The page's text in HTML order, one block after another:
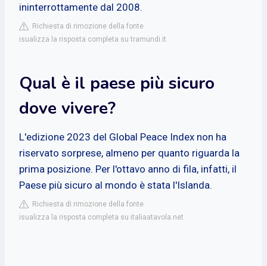
ininterrottamente dal 2008.
Richiesta di rimozione della fonte
isualizza la risposta completa su tramundi.it
Qual è il paese più sicuro
dove vivere?
L'edizione 2023 del Global Peace Index non ha
riservato sorprese, almeno per quanto riguarda la
prima posizione. Per l'ottavo anno di fila, infatti, il
Paese più sicuro al mondo è stata l'Islanda.
Richiesta di rimozione della fonte
isualizza la risposta completa su italiaatavola.net